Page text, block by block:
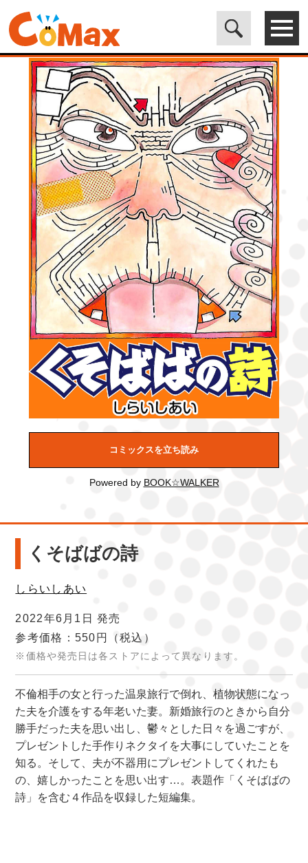
電子書籍マンガ CoMax(コマックス)公式サイト - 株式会社ICE>
LEGEND> くそばばの詩
コミックスを立ち読み
Powered by BOOK☆WALKER
くそばばの詩
しらいしあい
2022年6月1日 発売
参考価格：550円
（税込）
※価格や発売日は各ストアによって異なります。
不倫相手の女と行った温泉旅行で倒れ、植物状態になっ
た夫を介護をする年老いた妻。新婚旅行のときから自分
勝手だった夫を思い出し、鬱々とした日々を過ごすが、
プレゼントした手作りネクタイを大事にしていたことを
知る。そして、夫が不器用にプレゼントしてくれたも
の、嬉しかったことを思い出す…。表題作「くそばばの
詩」を含む４作品を収録した短編集。